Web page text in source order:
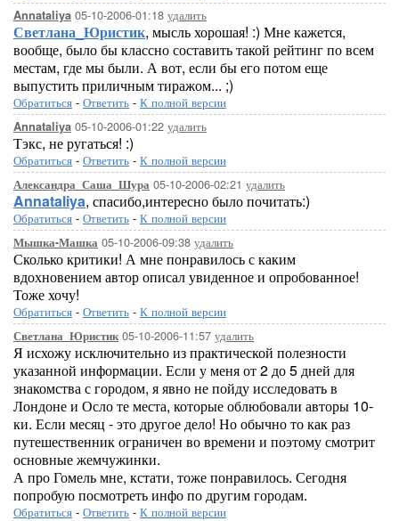
Annataliya 05-10-2006-01:18 удалить
Светлана_Юристик, мысль хорошая! :) Мне кажется,
вообще, было бы классно составить такой рейтинг по всем
местам, где мы были. А вот, если бы его потом еще
выпустить приличным тиражом... ;)
Обратиться - Ответить - К полной версии
Annataliya 05-10-2006-01:22 удалить
Тэкс, не ругаться! :)
Обратиться - Ответить - К полной версии
Александра_Саша_Шура 05-10-2006-02:21 удалить
Annataliya, спасибо,интересно было почитать:)
Обратиться - Ответить - К полной версии
Мышка-Машка 05-10-2006-09:38 удалить
Сколько критики! А мне понравилось с каким
вдохновением автор описал увиденное и опробованное!
Тоже хочу!
Обратиться - Ответить - К полной версии
Светлана_Юристик05-10-2006-11:57 удалить
Я исхожу исключительно из практической полезности
указанной информации. Если у меня от 2 до 5 дней для
знакомства с городом, я явно не пойду исследовать в
Лондоне и Осло те места, которые облюбовали авторы 10-
ки. Если месяц - это другое дело! Но обычно то как раз
путешественник ограничен во времени и поэтому смотрит
основные жемчужинки.
А про Гомель мне, кстати, тоже понравилось. Сегодня
попробую посмотреть инфо по другим городам.
Обратиться - Ответить - К полной версии